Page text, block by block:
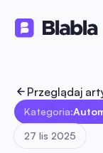
Przeglądaj
Kategoria:
27 lis 2025